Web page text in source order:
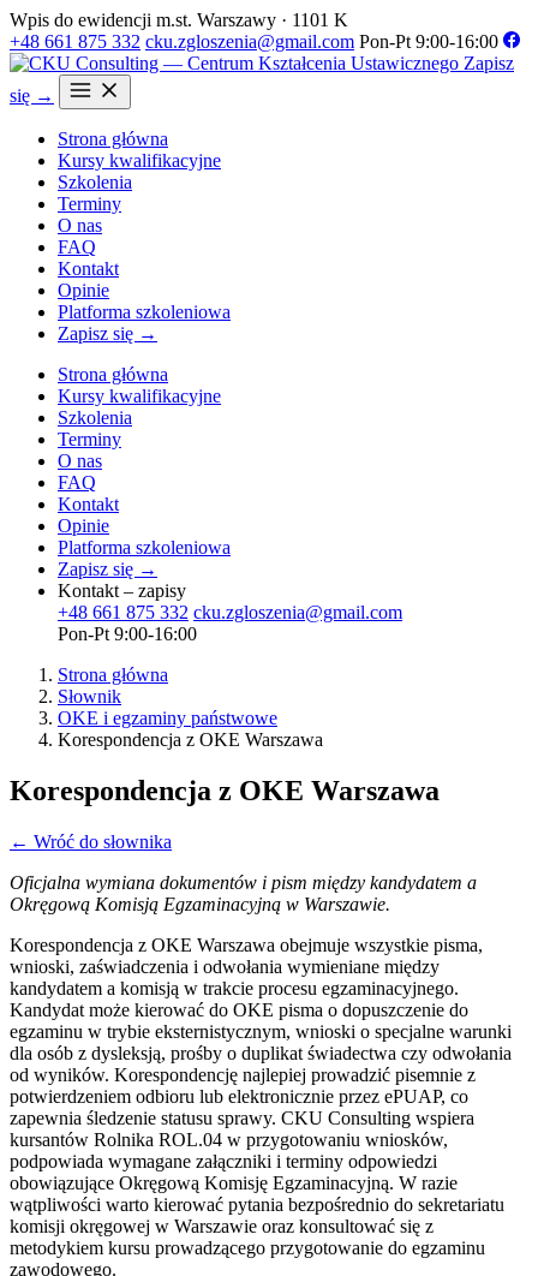
Wpis do ewidencji m.st. Warszawy · 1101 K
+48 661 875 332 cku.zgloszenia@gmail.com Pon-Pt 9:00-16:00
Zapisz
się →
Strona główna
Kursy kwalifikacyjne
Szkolenia
Terminy
O nas
FAQ
Kontakt
Opinie
Platforma szkoleniowa
Zapisz się →
Strona główna
Kursy kwalifikacyjne
Szkolenia
Terminy
O nas
FAQ
Kontakt
Opinie
Platforma szkoleniowa
Zapisz się →
Kontakt – zapisy
+48 661 875 332 cku.zgloszenia@gmail.com
Pon-Pt 9:00-16:00
Strona główna
Słownik
OKE i egzaminy państwowe
Korespondencja z OKE Warszawa
Korespondencja z OKE Warszawa
← Wróć do słownika
Oficjalna wymiana dokumentów i pism między kandydatem a
Okręgową Komisją Egzaminacyjną w Warszawie.
Korespondencja z OKE Warszawa obejmuje wszystkie pisma,
wnioski, zaświadczenia i odwołania wymieniane między
kandydatem a komisją w trakcie procesu egzaminacyjnego.
Kandydat może kierować do OKE pisma o dopuszczenie do
egzaminu w trybie eksternistycznym, wnioski o specjalne warunki
dla osób z dysleksją, prośby o duplikat świadectwa czy odwołania
od wyników. Korespondencję najlepiej prowadzić pisemnie z
potwierdzeniem odbioru lub elektronicznie przez ePUAP, co
zapewnia śledzenie statusu sprawy. CKU Consulting wspiera
kursantów Rolnika ROL.04 w przygotowaniu wniosków,
podpowiada wymagane załączniki i terminy odpowiedzi
obowiązujące Okręgową Komisję Egzaminacyjną. W razie
wątpliwości warto kierować pytania bezpośrednio do sekretariatu
komisji okręgowej w Warszawie oraz konsultować się z
metodykiem kursu prowadzącego przygotowanie do egzaminu
zawodowego.